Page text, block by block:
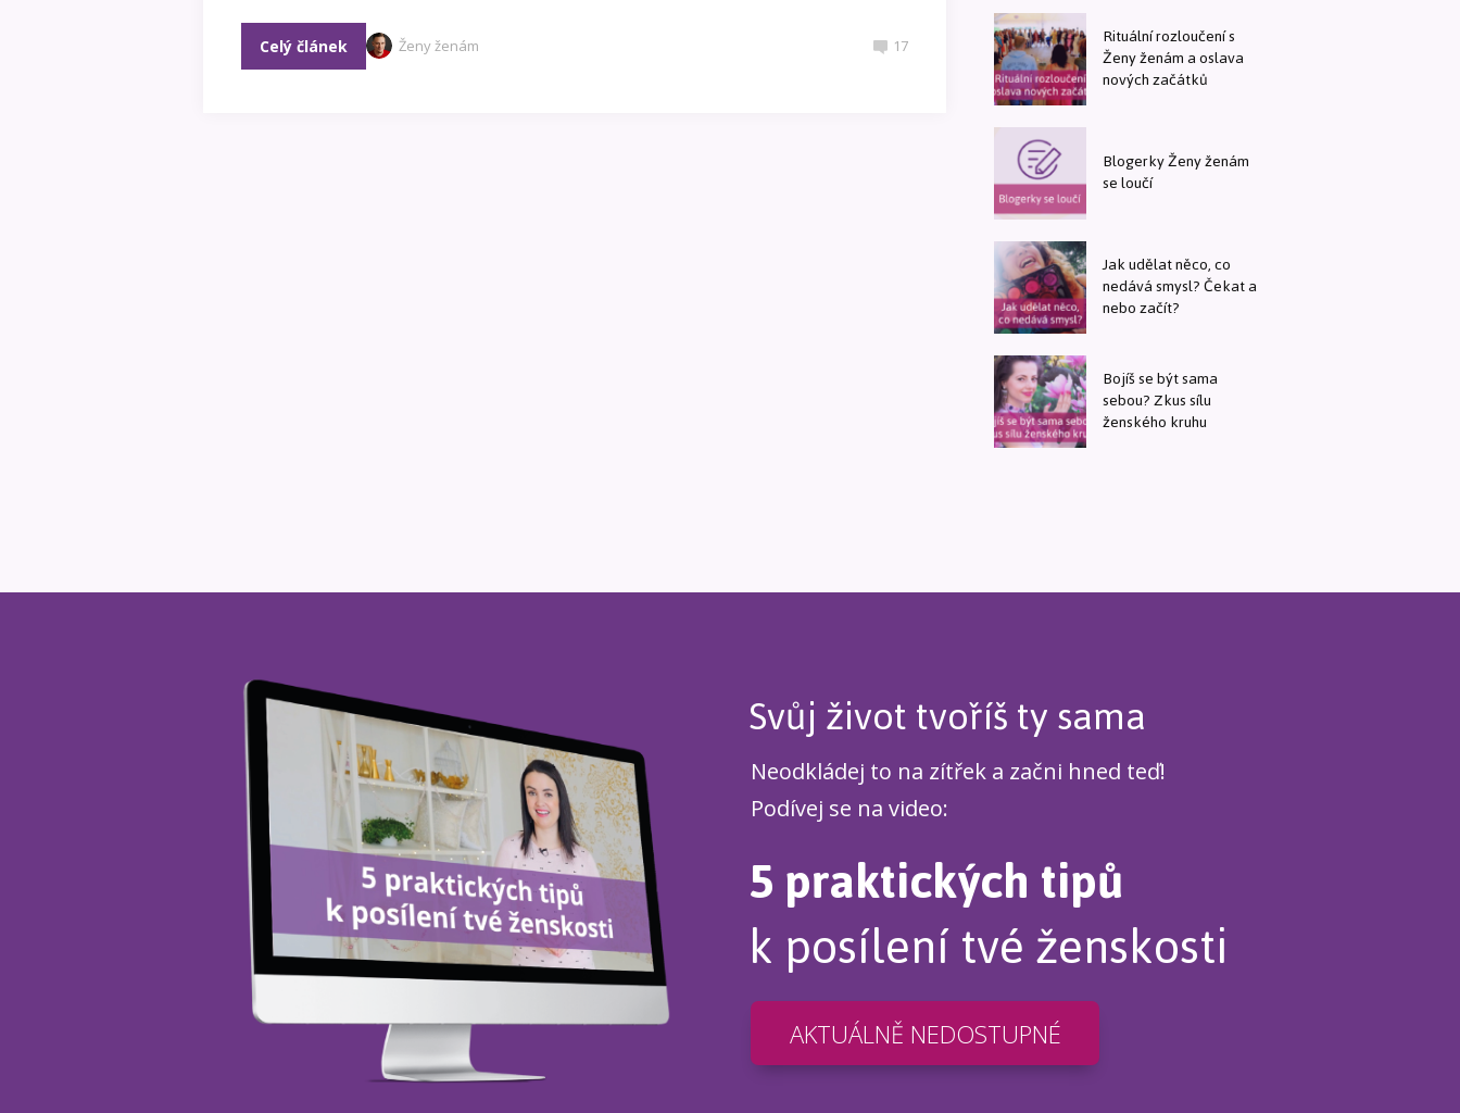
Celý článek Ženy ženám 17 Rituální rozloučení s
Ženy ženám a oslava
nových začátků
Blogerky Ženy ženám
se loučí
Jak udělat něco, co
nedává smysl? Čekat a
nebo začít?
Bojíš se být sama
sebou? Zkus sílu
ženského kruhu
Svůj život tvoříš ty sama
Neodkládej to na zítřek a začni hned teď!
Podívej se na video:
5 praktických tipů
k posílení tvé ženskosti
AKTUÁLNĚ NEDOSTUPNÉ